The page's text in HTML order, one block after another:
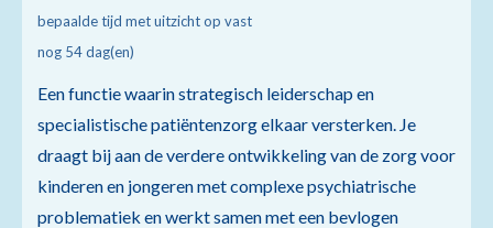
bepaalde tijd met uitzicht op vast
nog 54 dag(en)
Een functie waarin strategisch leiderschap en
specialistische patiëntenzorg elkaar versterken. Je
draagt bij aan de verdere ontwikkeling van de zorg voor
kinderen en jongeren met complexe psychiatrische
problematiek en werkt samen met een bevlogen